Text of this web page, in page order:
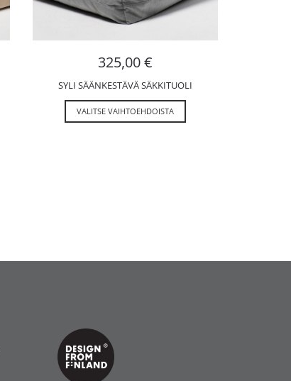
325,00€
SYLI SÄÄNKESTÄVÄ SÄKKITUOLI
VALITSE VAIHTOEHDOISTA